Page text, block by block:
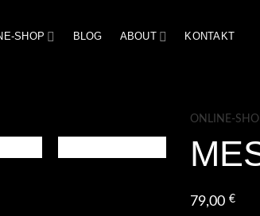
SHOP BLOG ABOUT KONTAKT
ONLINE-
79,00 €